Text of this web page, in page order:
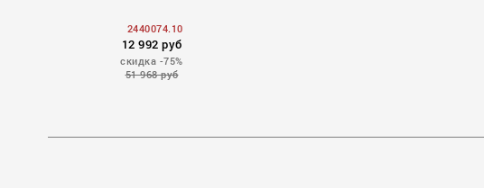
2440074.10
12 992 руб
скидка -75%
51 968 руб